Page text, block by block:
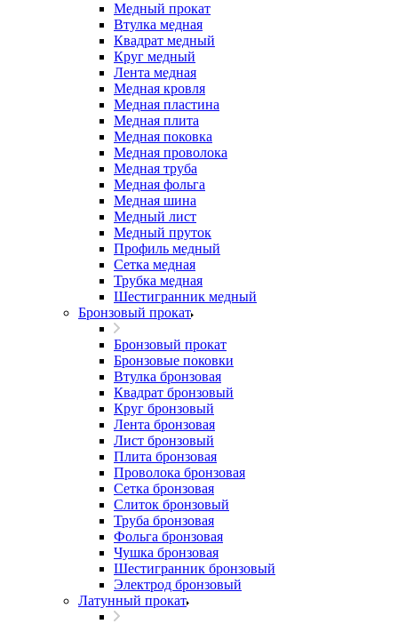
Медный прокат
Втулка медная
Квадрат медный
Круг медный
Лента медная
Медная кровля
Медная пластина
Медная плита
Медная поковка
Медная проволока
Медная труба
Медная фольга
Медная шина
Медный лист
Медный пруток
Профиль медный
Сетка медная
Трубка медная
Шестигранник медный
Бронзовый прокат
Бронзовый прокат
Бронзовые поковки
Втулка бронзовая
Квадрат бронзовый
Круг бронзовый
Лента бронзовая
Лист бронзовый
Плита бронзовая
Проволока бронзовая
Сетка бронзовая
Слиток бронзовый
Труба бронзовая
Фольга бронзовая
Чушка бронзовая
Шестигранник бронзовый
Электрод бронзовый
Латунный прокат